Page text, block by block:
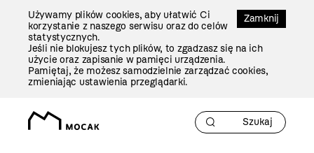
Zamknij
Używamy plików cookies, aby ułatwić Ci
korzystanie z naszego serwisu oraz do celów
statystycznych.
Jeśli nie blokujesz tych plików, to zgadzasz się na ich
użycie oraz zapisanie w pamięci urządzenia.
Pamiętaj, że możesz samodzielnie zarządzać cookies,
zmieniając ustawienia przeglądarki.